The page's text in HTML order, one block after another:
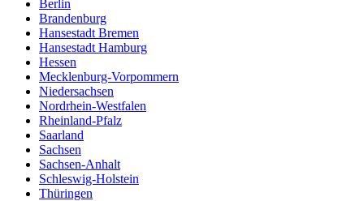
Berlin
Brandenburg
Hansestadt Bremen
Hansestadt Hamburg
Hessen
Mecklenburg-Vorpommern
Niedersachsen
Nordrhein-Westfalen
Rheinland-Pfalz
Saarland
Sachsen
Sachsen-Anhalt
Schleswig-Holstein
Thüringen